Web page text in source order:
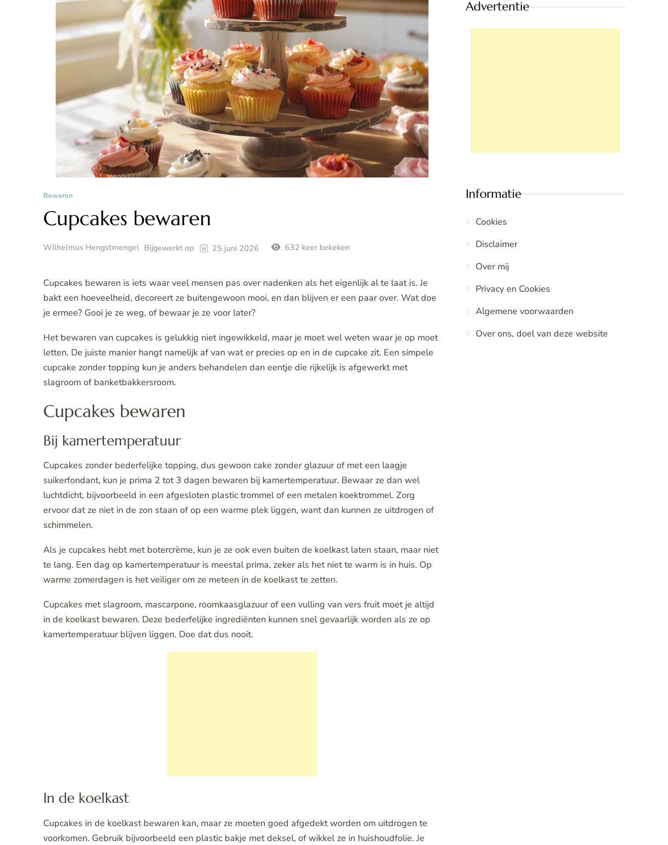
Bewaren
Cupcakes bewaren
Wilhelmus Hengstmengel Bijgewerkt op 25 juni 2026 632 keer bekeken
Cupcakes bewaren is iets waar veel mensen pas over nadenken als het eigenlijk al te laat is. Je
bakt een hoeveelheid, decoreert ze buitengewoon mooi, en dan blijven er een paar over. Wat doe
je ermee? Gooi je ze weg, of bewaar je ze voor later?
Het bewaren van cupcakes is gelukkig niet ingewikkeld, maar je moet wel weten waar je op moet
letten. De juiste manier hangt namelijk af van wat er precies op en in de cupcake zit. Een simpele
cupcake zonder topping kun je anders behandelen dan eentje die rijkelijk is afgewerkt met
slagroom of banketbakkersroom.
Cupcakes bewaren
Bij kamertemperatuur
Cupcakes zonder bederfelijke topping, dus gewoon cake zonder glazuur of met een laagje
suikerfondant, kun je prima 2 tot 3 dagen bewaren bij kamertemperatuur. Bewaar ze dan wel
luchtdicht, bijvoorbeeld in een afgesloten plastic trommel of een metalen koektrommel. Zorg
ervoor dat ze niet in de zon staan of op een warme plek liggen, want dan kunnen ze uitdrogen of
schimmelen.
Als je cupcakes hebt met botercrème, kun je ze ook even buiten de koelkast laten staan, maar niet
te lang. Een dag op kamertemperatuur is meestal prima, zeker als het niet te warm is in huis. Op
warme zomerdagen is het veiliger om ze meteen in de koelkast te zetten.
Cupcakes met slagroom, mascarpone, roomkaasglazuur of een vulling van vers fruit moet je altijd
in de koelkast bewaren. Deze bederfelijke ingrediënten kunnen snel gevaarlijk worden als ze op
kamertemperatuur blijven liggen. Doe dat dus nooit.
In de koelkast
Cupcakes in de koelkast bewaren kan, maar ze moeten goed afgedekt worden om uitdrogen te
voorkomen. Gebruik bijvoorbeeld een plastic bakje met deksel, of wikkel ze in huishoudfolie. Je
Advertentie
Informatie
Cookies
Disclaimer
Over mij
Privacy en Cookies
Algemene voorwaarden
Over ons, doel van deze website